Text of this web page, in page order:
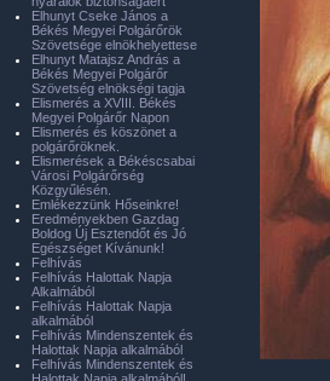
Elhunyt Cseke János a
Békés Megyei Polgárőrök
Szövetsége elnökhelyettese
Elhunyt Matajsz András a
Békés Megyei Polgárőr
Szövetség elnökségi tagja
Elismerés a XVIII. Békés
Megyei Polgárőr Napon
Elismerés és köszönet a
polgárőröknek.
Elismerések a Békéscsabai
Városi Polgárőrség
Közgyűlésén.
Emlékezzünk Hőseinkre!
Eredményekben Gazdag
Boldog Új Esztendőt és Jó
Egészséget Kívánunk!
Felhívás
Felhívás Halottak Napja
Alkalmából
Felhívás Halottak Napja
alkalmából
Felhívás Mindenszentek és
Halottak Napja alkalmából
Felhívás Mindenszentek és